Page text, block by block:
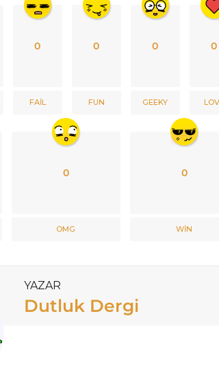
0
FAIL
0
FUN
0
GEEKY
0
0
OMG
0
WIN
YAZAR
Dutluk Dergi